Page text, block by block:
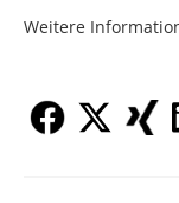
Weitere